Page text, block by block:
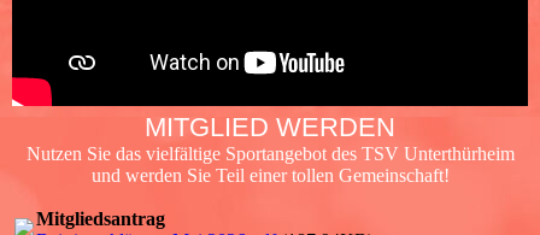
MITGLIED WERDEN
Nutzen Sie das vielfältige Sportangebot des TSV Unterthürheim
und werden Sie Teil einer tollen Gemeinschaft!
Mitgliedsantrag